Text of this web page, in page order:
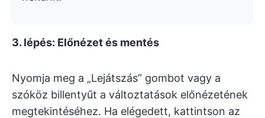
3. lépés: Előnézet és mentés
Nyomja meg a „Lejátszás” gombot vagy a
szóköz billentyűt a változtatások előnézetének
megtekintéséhez. Ha elégedett, kattintson az